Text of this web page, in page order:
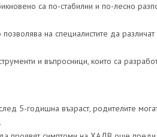
са по-стабилни и по-лесно
на специалистите да
и въпросници, които са
5-годишна възраст, родителите